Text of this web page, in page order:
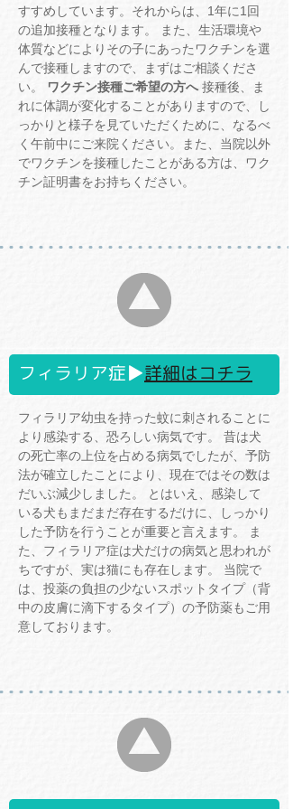
すすめしています。それからは、1年に1回
の追加接種となります。 また、生活環境や
体質などによりその子にあったワクチンを選
んで接種しますので、まずはご相談くださ
い。
ワクチン接種ご希望の方へ 接種後、ま
れに体調が変化することがありますので、し
っかりと様子を見ていただくために、なるべ
く午前中にご来院ください。また、当院以外
でワクチンを接種したことがある方は、ワク
チン証明書をお持ちください。
フィラリア症▶詳細はコチラ
フィラリア幼虫を持った蚊に刺されることに
より感染する、恐ろしい病気です。 昔は犬
の死亡率の上位を占める病気でしたが、予防
法が確立したことにより、現在ではその数は
だいぶ減少しました。 とはいえ、感染して
いる犬もまだまだ存在するだけに、しっかり
した予防を行うことが重要と言えます。 ま
た、フィラリア症は犬だけの病気と思われが
ちですが、実は猫にも存在します。 当院で
は、投薬の負担の少ないスポットタイプ（背
中の皮膚に滴下するタイプ）の予防薬もご用
意しております。